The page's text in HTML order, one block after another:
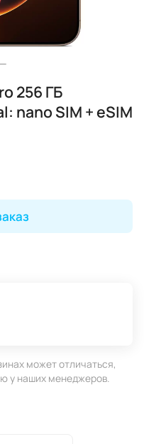
256 ГБ
nano SIM + eSIM
может отличаться,
у наших менеджеров.